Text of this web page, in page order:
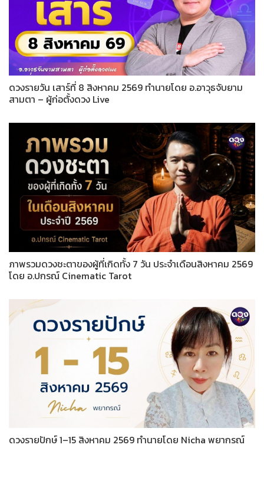
ดวงรายวัน เสาร์ที่ 8 สิงหาคม 2569 ทำนายโดย อ.อาวุธจับยาม
สามตา – ผู้ก่อตั้งดวง Live
ภาพรวมดวงชะตาของผู้ที่เกิดทั้ง 7 วัน ประจำเดือนสิงหาคม 2569
โดย อ.ปกรณ์ Cinematic Tarot
ดวงรายปักษ์ 1–15 สิงหาคม 2569 ทำนายโดย Nicha พยากรณ์